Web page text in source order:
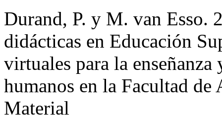
Durand, P. y M. van Esso.
didácticas en Educación
virtuales para la
humanos en la Facultad de
Material